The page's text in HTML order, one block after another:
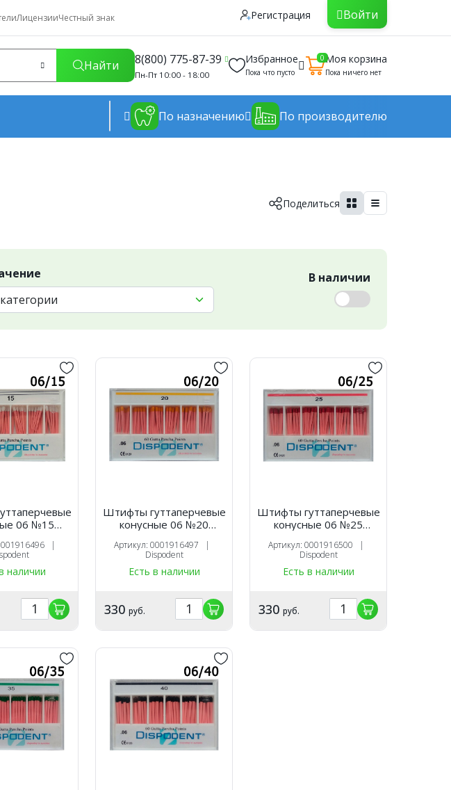
ЛицензииЧестный знак Регистрация Войти
Найти 8(800) 775-87-39
Пн-Пт 10:00 - 18:00
Избранное
Пока что пусто
0Моя корзина
Пока ничего нет
По назначению По производителю
Поделиться
В наличии
06 №15
|
наличии
Штифты гуттаперчевые
конусные 06 №20
Артикул: 0001916497 |
Dispodent
Есть в наличии
330 руб.
Штифты гуттаперчевые
конусные 06 №25
Артикул: 0001916500 |
Dispodent
Есть в наличии
330 руб.